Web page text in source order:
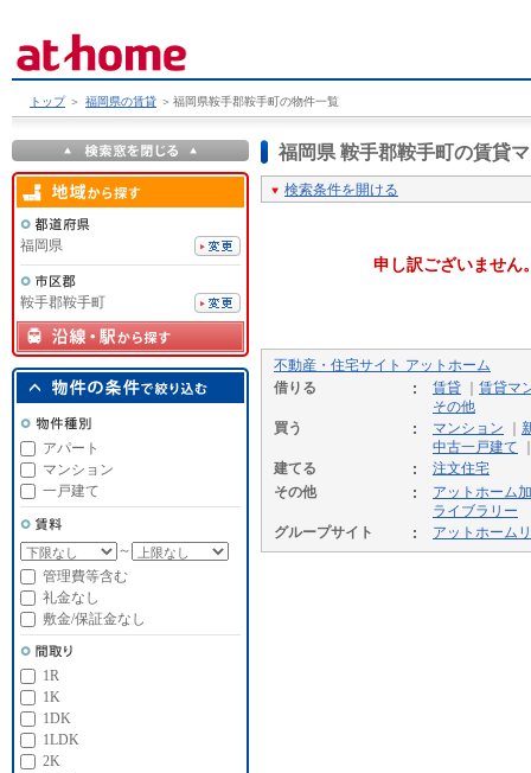
トップ ＞ 福岡県の賃貸 ＞ 福岡県鞍手郡鞍手町の物件一覧
福岡県 鞍手郡鞍手町の賃貸
検索条件を開ける
申し訳ございません
不動産・住宅サイト アットホーム
借りる
賃貸
賃貸マ
その他
買う
マンション
中古一戸建て
建てる
注文住宅
その他
アットホーム
ライブラリー
グループサイト
アットホーム
福岡県
鞍手郡鞍手町
アパート
マンション
一戸建て
～
管理費等含む
礼金なし
敷金/保証金なし
1R
1K
1DK
1LDK
2K